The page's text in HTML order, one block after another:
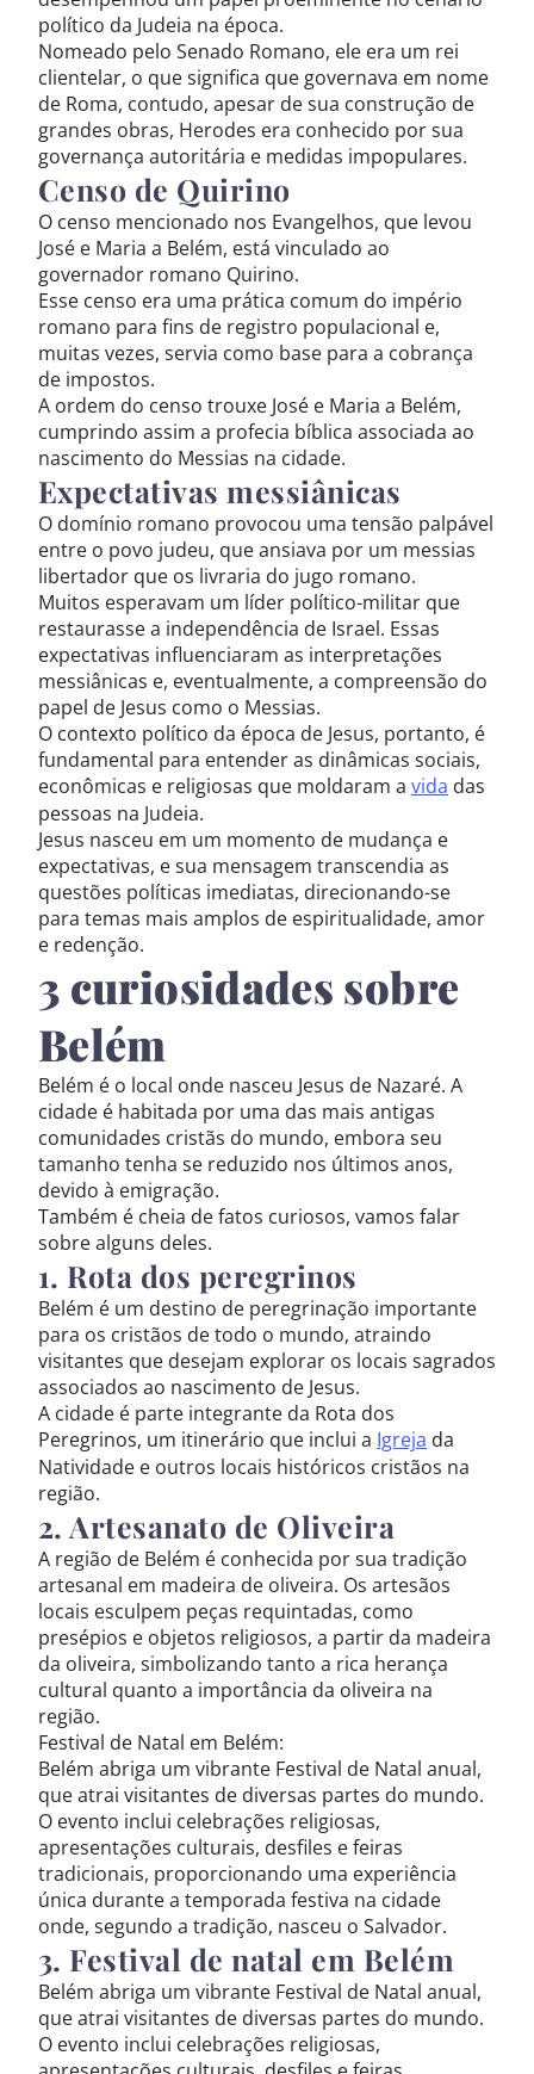
político da Judeia na época.
Nomeado pelo Senado Romano, ele era um rei
clientelar, o que significa que governava em nome
de Roma, contudo, apesar de sua construção de
grandes obras, Herodes era conhecido por sua
governança autoritária e medidas impopulares.
Censo de Quirino
O censo mencionado nos Evangelhos, que levou
José e Maria a Belém, está vinculado ao
governador romano Quirino.
Esse censo era uma prática comum do império
romano para fins de registro populacional e,
muitas vezes, servia como base para a cobrança
de impostos.
A ordem do censo trouxe José e Maria a Belém,
cumprindo assim a profecia bíblica associada ao
nascimento do Messias na cidade.
Expectativas messiânicas
O domínio romano provocou uma tensão palpável
entre o povo judeu, que ansiava por um messias
libertador que os livraria do jugo romano.
Muitos esperavam um líder político-militar que
restaurasse a independência de Israel. Essas
expectativas influenciaram as interpretações
messiânicas e, eventualmente, a compreensão do
papel de Jesus como o Messias.
O contexto político da época de Jesus, portanto, é
fundamental para entender as dinâmicas sociais,
econômicas e religiosas que moldaram a vida das
pessoas na Judeia.
Jesus nasceu em um momento de mudança e
expectativas, e sua mensagem transcendia as
questões políticas imediatas, direcionando-se
para temas mais amplos de espiritualidade, amor
e redenção.
3 curiosidades sobre
Belém
Belém é o local onde nasceu Jesus de Nazaré. A
cidade é habitada por uma das mais antigas
comunidades cristãs do mundo, embora seu
tamanho tenha se reduzido nos últimos anos,
devido à emigração.
Também é cheia de fatos curiosos, vamos falar
sobre alguns deles.
1. Rota dos peregrinos
Belém é um destino de peregrinação importante
para os cristãos de todo o mundo, atraindo
visitantes que desejam explorar os locais sagrados
associados ao nascimento de Jesus.
A cidade é parte integrante da Rota dos
Peregrinos, um itinerário que inclui a Igreja da
Natividade e outros locais históricos cristãos na
região.
2. Artesanato de Oliveira
A região de Belém é conhecida por sua tradição
artesanal em madeira de oliveira. Os artesãos
locais esculpem peças requintadas, como
presépios e objetos religiosos, a partir da madeira
da oliveira, simbolizando tanto a rica herança
cultural quanto a importância da oliveira na
região.
Festival de Natal em Belém:
Belém abriga um vibrante Festival de Natal anual,
que atrai visitantes de diversas partes do mundo.
O evento inclui celebrações religiosas,
apresentações culturais, desfiles e feiras
tradicionais, proporcionando uma experiência
única durante a temporada festiva na cidade
onde, segundo a tradição, nasceu o Salvador.
3. Festival de natal em Belém
Belém abriga um vibrante Festival de Natal anual,
que atrai visitantes de diversas partes do mundo.
O evento inclui celebrações religiosas,